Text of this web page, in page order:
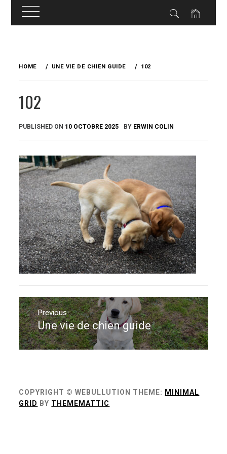
HOME UNE VIE DE CHIEN GUIDE 102
102
PUBLISHED ON 10 OCTOBRE 2025 BY ERWIN COLIN
Navigation
de
l’article
Previous
Previous
post:
Une vie de chien guide
COPYRIGHT © WEBULLUTION THEME: MINIMAL
GRID BY THEMEMATTIC